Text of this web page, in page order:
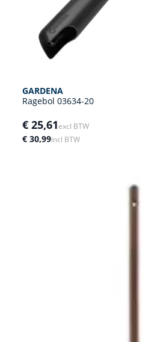
GARDENA
Ragebol 03634-20
€ 25,61excl BTW
€ 30,99incl BTW